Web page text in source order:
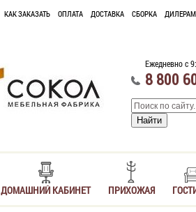
КАК ЗАКАЗАТЬ ОПЛАТА ДОСТАВКА СБОРКА ДИЛЕРАМ
Ежедневно с
8 800
ДОМАШНИЙ КАБИНЕТ ПРИХОЖАЯ